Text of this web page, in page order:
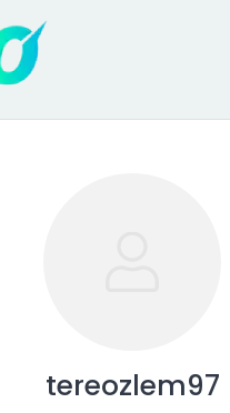
tereozlem97